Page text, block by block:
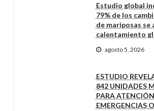
Estudio global
79% de los
de mariposas se
calentamiento
agosto 5, 2026
ESTUDIO
842 UNIDADES
PARA
EMERGENCIAS